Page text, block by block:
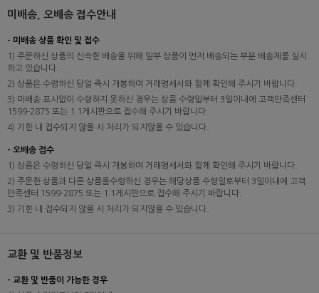
미배송, 오배송 접수안내
- 미배송 상품 확인 및 접수
1) 주문하신 상품의 신속한 배송을 위해 일부 상품이 먼저 배송되는 부분 배송제를 실시
하고 있습니다.
2) 상품은 수령하신 당일 즉시 개봉하여 거래명세서와 함께 확인해 주시기 바랍니다.
3) 미배송 표시없이 수령하지 못하신 경우는 상품 수령일부터 3일이내에 고객만족센터
1599-2875 또는 1:1게시판으로 접수해 주시기 바랍니다.
4) 기한 내 접수되지 않을 시 처리가 되지않을 수 있습니다.
- 오배송 접수
1) 상품은 수령하신 당일 즉시 개봉하여 거래명세서와 함께 확인해 주시기 바랍니다.
2) 주문한 상품과 다른 상품을수령하신 경우는 해당상품 수령일로부터 3일이내에 고객
만족센터 1599-2875 또는 1:1게시판으로 접수해 주시기 바랍니다.
3) 기한 내 접수되지 않을 시 처리가 되지않을 수 있습니다.
교환 및 반품정보
- 교환 및 반품이 가능한 경우